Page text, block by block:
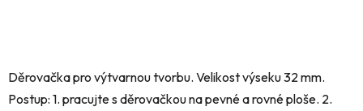
Děrovačka pro výtvarnou tvorbu. Velikost výseku 32 mm.
Postup: 1. pracujte s děrovačkou na pevné a rovné ploše. 2.